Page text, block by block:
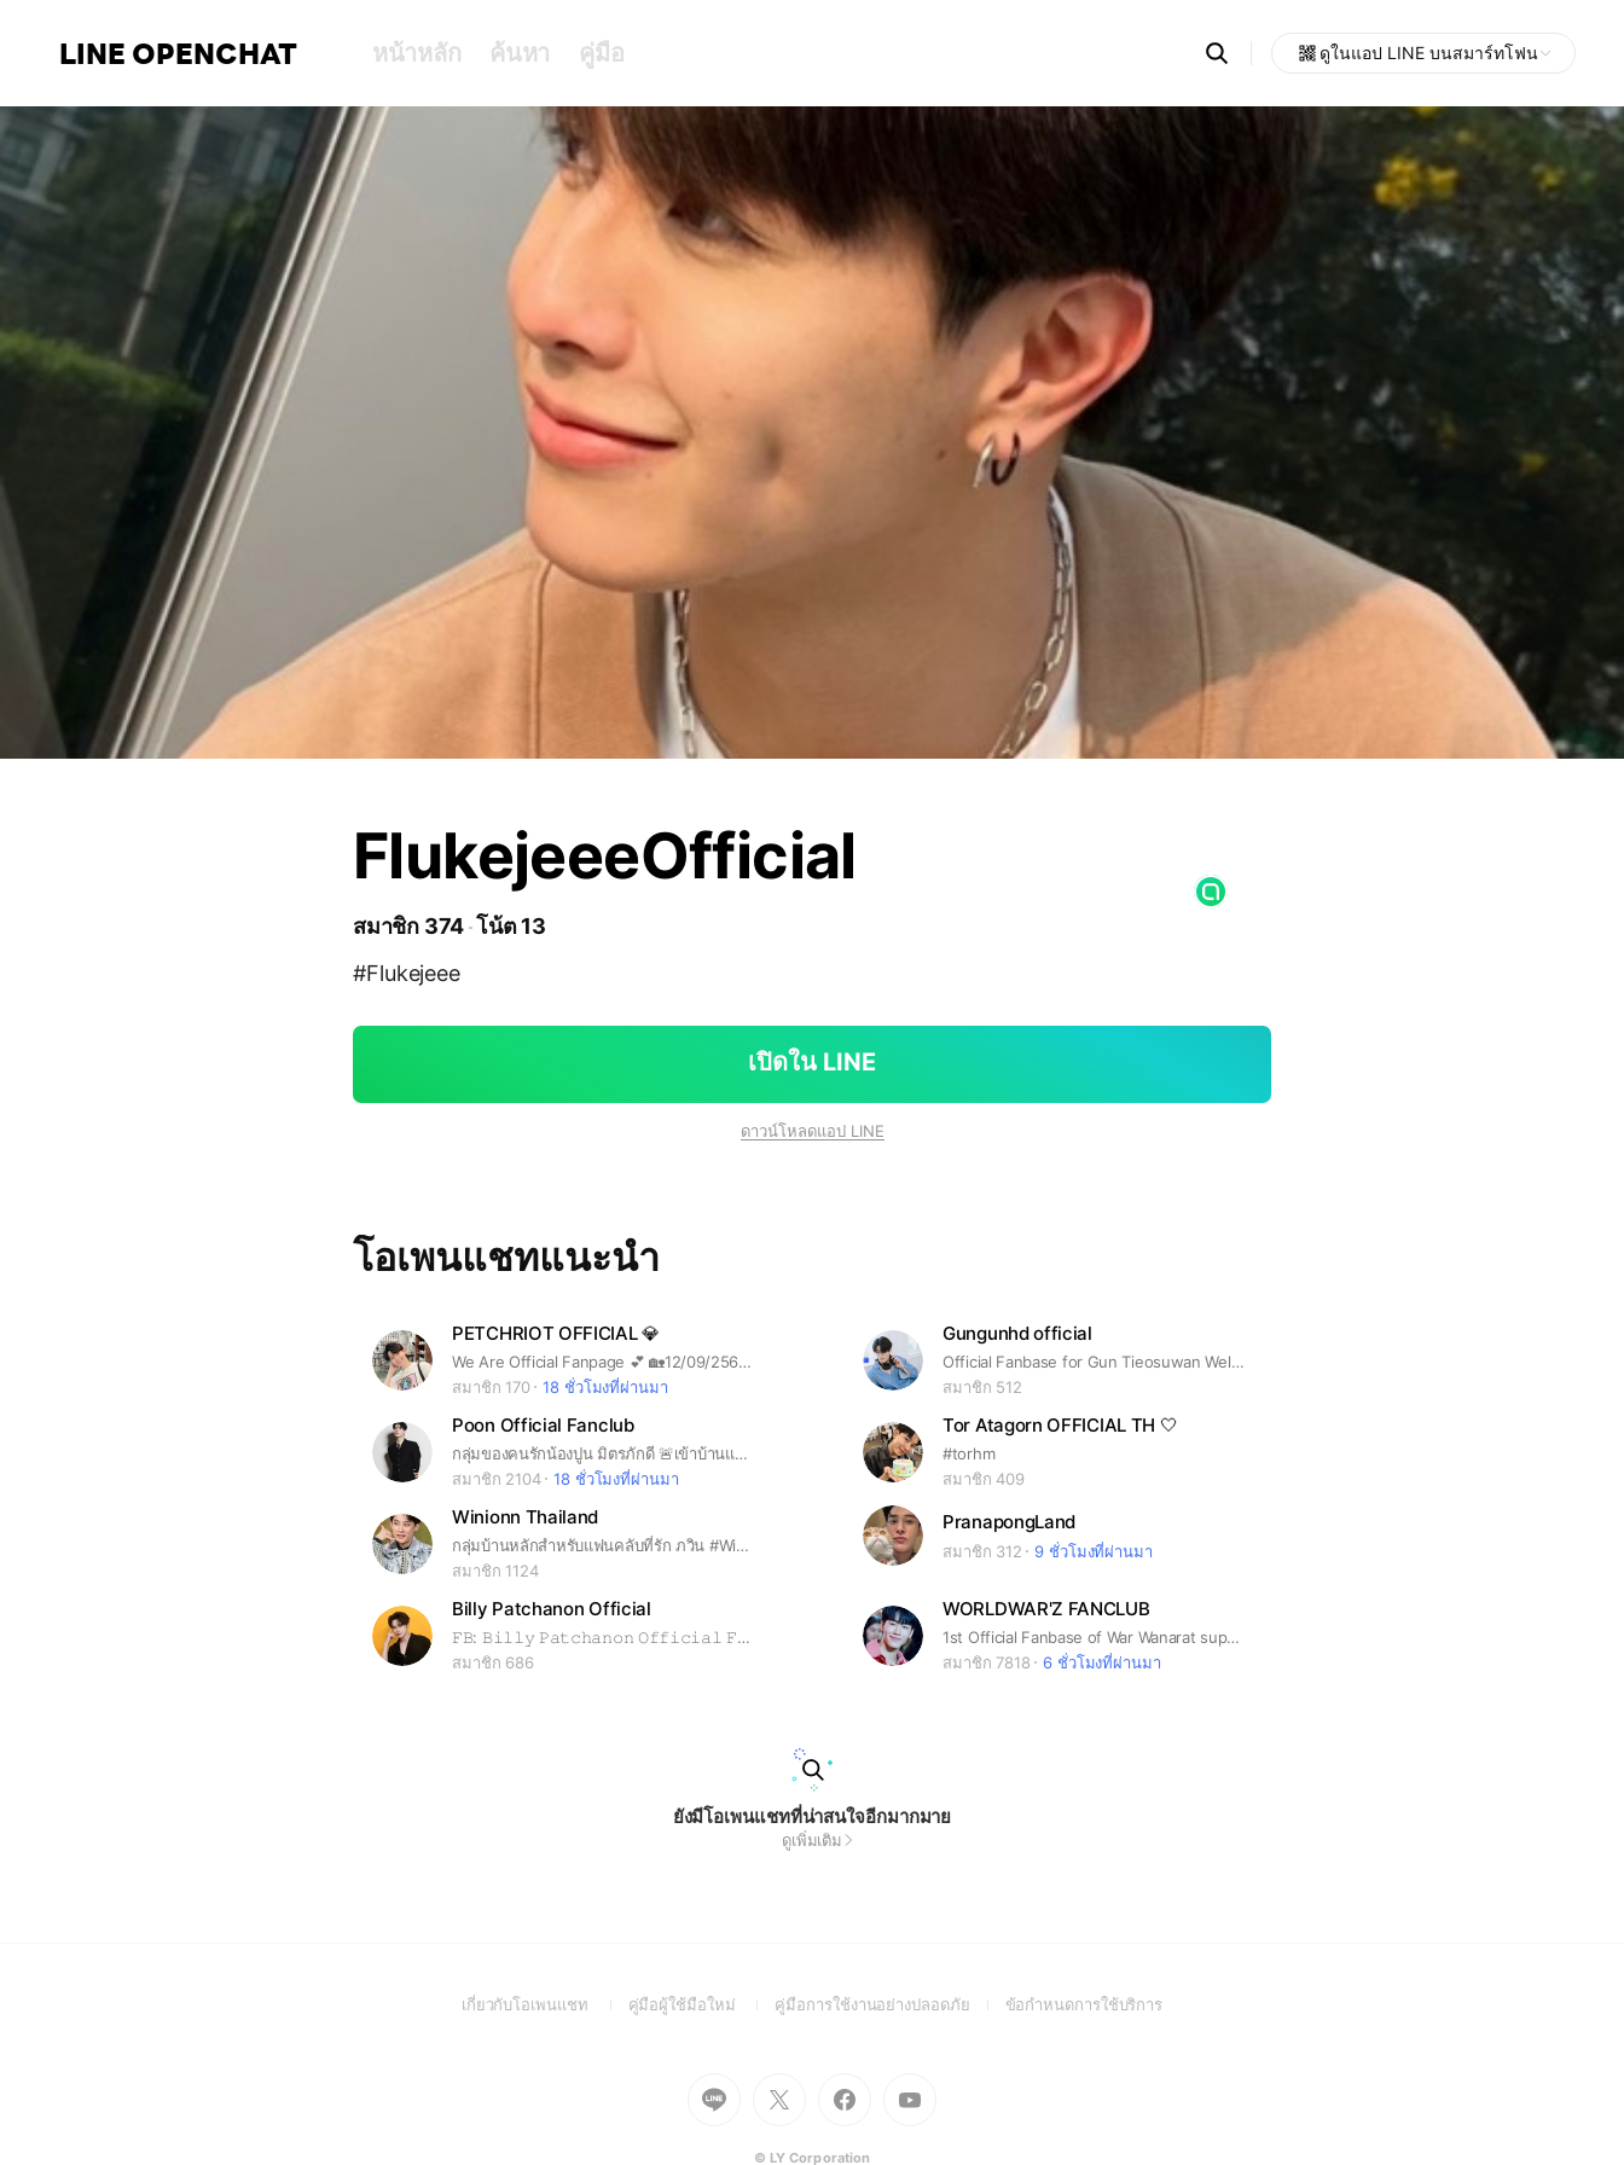
LINE OPENCHAT หน้าหลัก ค้นหา คู่มือ Search
OpenChats
messages
search
ดูในแอป LINE บนสมาร์ทโฟน
FlukejeeeOfficial
สมาชิก 374 โน้ต 13
#Flukejeee
เปิดใน LINE
ดาวน์โหลดแอป LINE
โอเพนแชทแนะนำ
PETCHRIOT OFFICIAL 💎
We Are Official Fanpage 💕 🏡12/09/2564 🏡
สมาชิก 170
18 ชั่วโมงที่ผ่านมา
Gungunhd official
Official Fanbase for Gun Tieosuwan Welcome to Fansgun Fandom 💛
สมาชิก 512
Poon Official Fanclub
กลุ่มของคนรักน้องปูน มิตรภักดี 🚨เข้าบ้านแล้วอ่านกฎในโน้ตด้วยนะครับ🚨 #poon_mit12 #ปูนปูนคนอ๊อง #MIT #มิตรของปูน
สมาชิก 2104
18 ชั่วโมงที่ผ่านมา
Tor Atagorn OFFICIAL TH 🤍
#torhm
สมาชิก 409
Winionn Thailand
กลุ่มบ้านหลักสำหรับแฟนคลับที่รัก ภวิน #Winionn #Winpw
สมาชิก 1124
PranapongLand
สมาชิก 312 9 ชั่วโมงที่ผ่านมา
Billy Patchanon Official
𝙵𝙱: 𝙱𝚒𝚕𝚕𝚢 𝙿𝚊𝚝𝚌𝚑𝚊𝚗𝚘𝚗 𝙾𝚏𝚏𝚒𝚌𝚒𝚊𝚕 𝙵𝚊𝚗𝚙𝚊𝚐𝚎 𝙸𝙶 : 𝙱𝚒𝚕𝚕𝚢𝚙𝚊𝚝𝚌𝚑𝚊𝚗𝚘𝚗_𝚘𝚏𝚏𝚒𝚌𝚒𝚊𝚕 𝚃𝚆: @𝚋𝚒𝚕𝚕𝚢__𝚘𝚏𝚏𝚒𝚌𝚒𝚊𝚕 #บิลลี่ภัทรชนน #Billy_patchanon #BillyZburster #bbil1ypn #idolfactoryTH
สมาชิก 686
WORLDWAR'Z FANCLUB
1st Official Fanbase of War Wanarat support @warwanarat
สมาชิก 7818
6 ชั่วโมงที่ผ่านมา
ยังมีโอเพนแชทที่น่าสนใจอีกมากมาย
ดูเพิ่มเติม
เกี่ยวกับโอเพนแชท
(Openคู่มือผู้ใช้มือใหม่
(Open
window)
คู่มือการใช้งานอย่างปลอดภัย(Openข้อกำหนดการใช้บริการ(Open
Go
to
(Open
Go
to
(Open
Go
to
(Open
to
© LY Corporation